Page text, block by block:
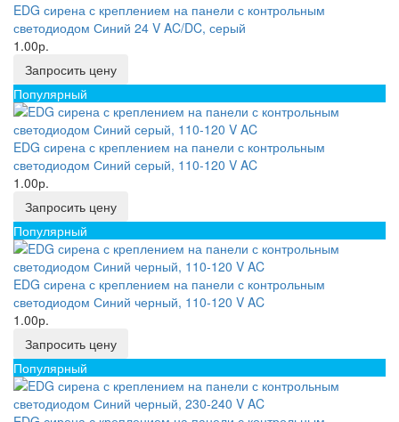
EDG сирена с креплением на панели с контрольным
светодиодом Синий 24 V AC/DC, серый
1.00р.
Запросить цену
Популярный
EDG сирена с креплением на панели с контрольным
светодиодом Синий серый, 110-120 V AC
1.00р.
Запросить цену
Популярный
EDG сирена с креплением на панели с контрольным
светодиодом Синий черный, 110-120 V AC
1.00р.
Запросить цену
Популярный